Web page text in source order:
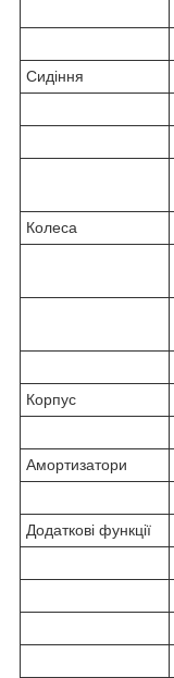
Сидіння
Колеса
Корпус
Амортизатори
Додаткові функції